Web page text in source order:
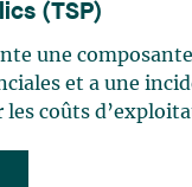
(TSP)
une
et a une
coûts
au Québec lors